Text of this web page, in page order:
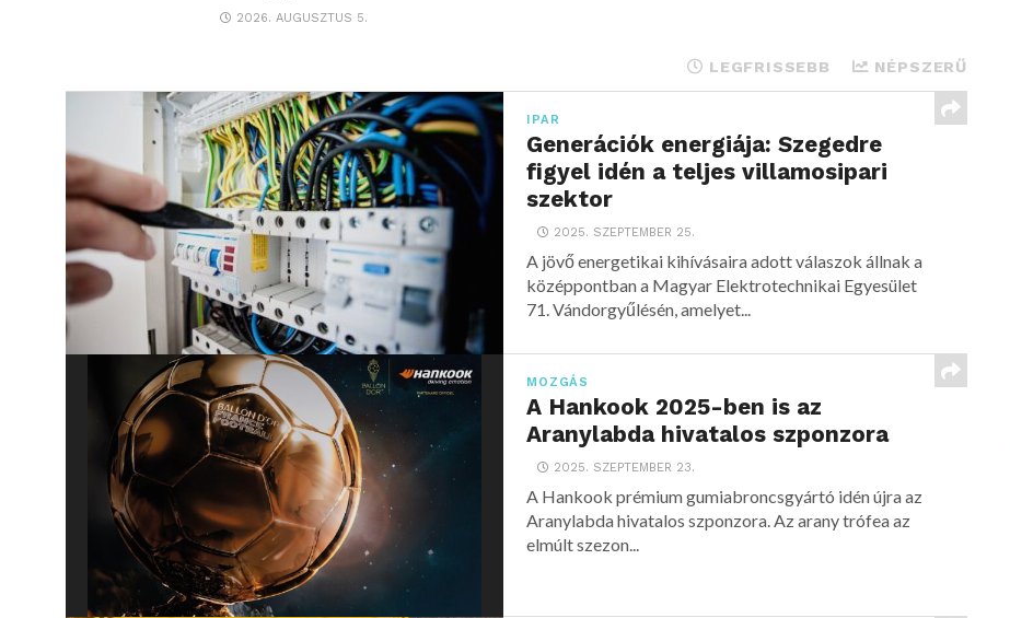
2026. AUGUSZTUS 5.
LEGFRISSEBB NÉPSZERŰ
IPAR
Generációk energiája: Szegedre
figyel idén a teljes villamosipari
szektor
2025. SZEPTEMBER 25.
A jövő energetikai kihívásaira adott válaszok állnak a
középpontban a Magyar Elektrotechnikai Egyesület
71. Vándorgyűlésén, amelyet...
MOZGÁS
A Hankook 2025-ben is az
Aranylabda hivatalos szponzora
2025. SZEPTEMBER 23.
A Hankook prémium gumiabroncsgyártó idén újra az
Aranylabda hivatalos szponzora. Az arany trófea az
elmúlt szezon...